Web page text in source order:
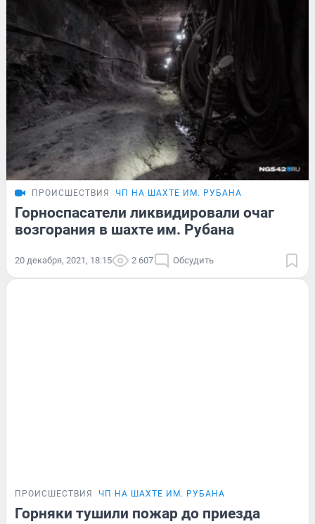
ПРОИСШЕСТВИЯ ЧП НА ШАХТЕ ИМ. РУБАНА
Горноспасатели ликвидировали очаг
возгорания в шахте им. Рубана
20 декабря, 2021, 18:15 2 607 Обсудить
ПРОИСШЕСТВИЯ ЧП НА ШАХТЕ ИМ. РУБАНА
Горняки тушили пожар до приезда